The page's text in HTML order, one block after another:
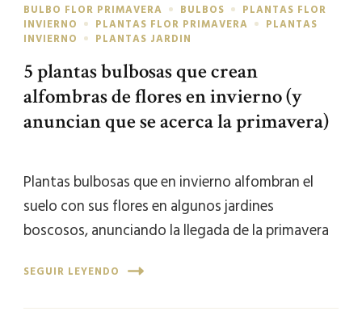
BULBO FLOR PRIMAVERA BULBOS
PLANTAS FLOR
INVIERNO
PLANTAS FLOR PRIMAVERA
PLANTAS
INVIERNO
PLANTAS JARDIN
5 plantas bulbosas que crean
alfombras de flores en invierno (y
anuncian que se acerca la primavera)
Plantas bulbosas que en invierno alfombran el
suelo con sus flores en algunos jardines
boscosos, anunciando la llegada de la primavera
SEGUIR LEYENDO